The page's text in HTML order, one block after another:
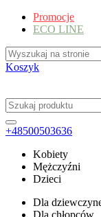
Promocje
ECO LINE
Koszyk
+48500503636
Kobiety
Mężczyźni
Dzieci
Dla
Dla chłopców